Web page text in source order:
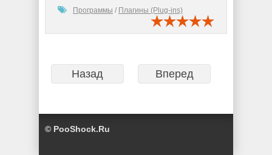
Программы / Плагины (Plug-ins)
Назад Вперед
© PooShock.Ru